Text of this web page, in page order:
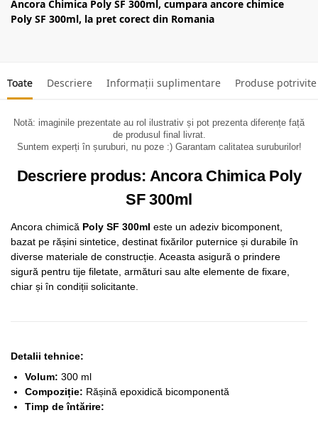
Ancora Chimica Poly SF 300ml, cumpara ancore chimice
Poly SF 300ml, la pret corect din Romania
Toate Descriere Informații suplimentare Produse potrivite
Notă: imaginile prezentate au rol ilustrativ și pot prezenta diferențe față
de produsul final livrat.
Suntem experți în șuruburi, nu poze :) Garantam calitatea suruburilor!
Descriere produs: Ancora Chimica Poly
SF 300ml
Ancora chimică Poly SF 300ml este un adeziv bicomponent,
bazat pe rășini sintetice, destinat fixărilor puternice și durabile în
diverse materiale de construcție. Aceasta asigură o prindere
sigură pentru tije filetate, armături sau alte elemente de fixare,
chiar și în condiții solicitante.
Detalii tehnice:
Volum: 300 ml
Compoziție: Rășină epoxidică bicomponentă
Timp de întărire: